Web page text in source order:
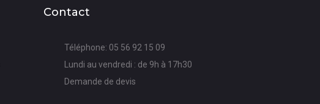
Contact
Téléphone: 05 56 92 15 09
Lundi au vendredi : de 9h à 17h30
Demande de devis